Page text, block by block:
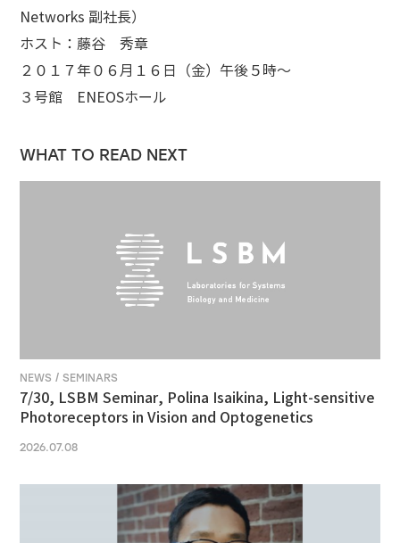
Networks 副社長）
ホスト：藤谷 秀章
２０１７年０６月１６日（金）午後５時～
３号館 ENEOSホール
WHAT TO READ NEXT
NEWS / SEMINARS
7/30, LSBM Seminar, Polina Isaikina, Light-sensitive
Photoreceptors in Vision and Optogenetics
2026.07.08